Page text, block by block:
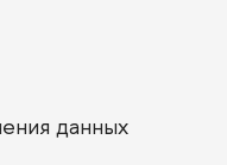
данных